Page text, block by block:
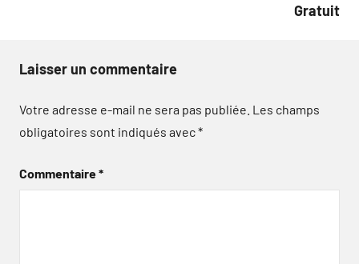
Gratuit
Laisser un commentaire
Votre adresse e-mail ne sera pas publiée. Les champs
obligatoires sont indiqués avec*
Commentaire*